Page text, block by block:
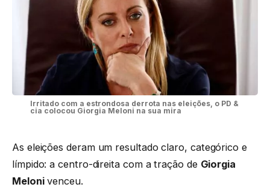
Irritado com a estrondosa derrota nas eleições, o PD &
cia colocou Giorgia Meloni na sua mira
As eleições deram um resultado claro, categórico e
límpido: a centro-direita com a tração de Giorgia
Melonivenceu.